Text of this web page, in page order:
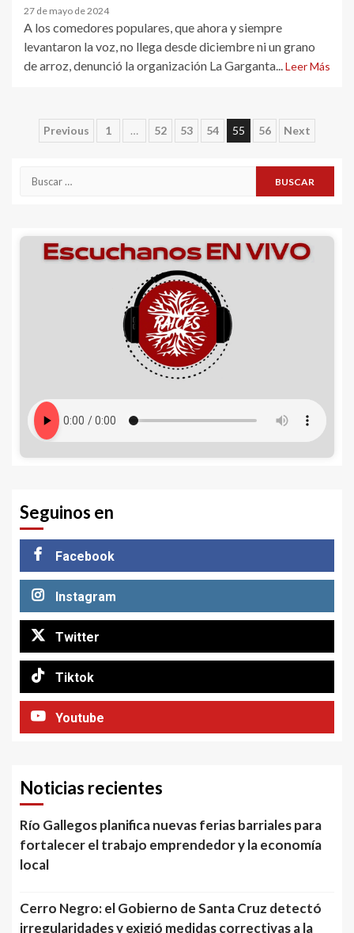
27 de mayo de 2024
A los comedores populares, que ahora y siempre
levantaron la voz, no llega desde diciembre ni un grano
de arroz, denunció la organización La Garganta...Leer Más
Navegación
entradas
Previous 1 … 52 53 54 55 56 Next
Buscar:
Seguinos en
Facebook
Instagram
Twitter
Tiktok
Youtube
Noticias recientes
Río Gallegos planifica nuevas ferias barriales para
fortalecer el trabajo emprendedor y la economía
local
Cerro Negro: el Gobierno de Santa Cruz detectó
irregularidades y exigió medidas correctivas a la